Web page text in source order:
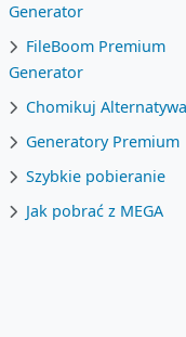
Generator
FileBoom Premium
Generator
Chomikuj
Generatory Premium
Szybkie pobieranie
Jak pobrać z MEGA